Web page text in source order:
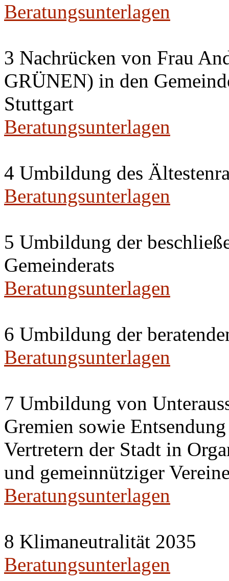
Beratungsunterlagen
3 Nachrücken von Frau
GRÜNEN) in den
Stuttgart
Beratungsunterlagen
4 Umbildung des
Beratungsunterlagen
5 Umbildung der
Gemeinderats
Beratungsunterlagen
6 Umbildung der
Beratungsunterlagen
7 Umbildung von
Gremien sowie
Vertretern der Stadt in
und gemeinnütziger
Beratungsunterlagen
8 Klimaneutralität 2035
Beratungsunterlagen